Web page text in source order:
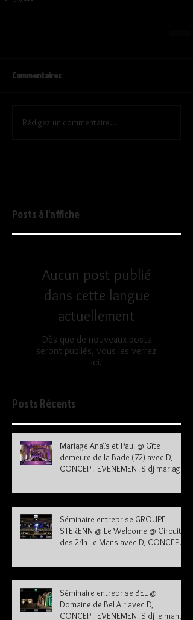
Commentaires
Rédigez un commentaire...
Posts à l'affiche
Aucun post publié
dans cette langue
actuellement
Dès que de nouveaux posts
seront publiés, vous les verrez
ici.
Posts Récents
Mariage Anaïs et Paul @ Gîte
demeure de la Bade (72) avec DJ
CONCEPT EVENEMENTS dj mariage
Séminaire entreprise GROUPE
STERENN @ Le Welcome @ Circuit
des 24h Le Mans avec DJ CONCEPT
Séminaire entreprise BEL @
Domaine de Bel Air avec DJ
CONCEPT EVENEMENTS dj le mans